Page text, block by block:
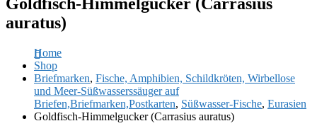
auratus)
Home
Shop
Briefmarken, Fische, Amphibien, Schildkröten, Wirbellose
und Meer-Süßwasserssäuger auf
Briefen,Briefmarken,Postkarten, Süßwasser-Fische, Eurasien
Goldfisch-Himmelgucker (Carrasius auratus)